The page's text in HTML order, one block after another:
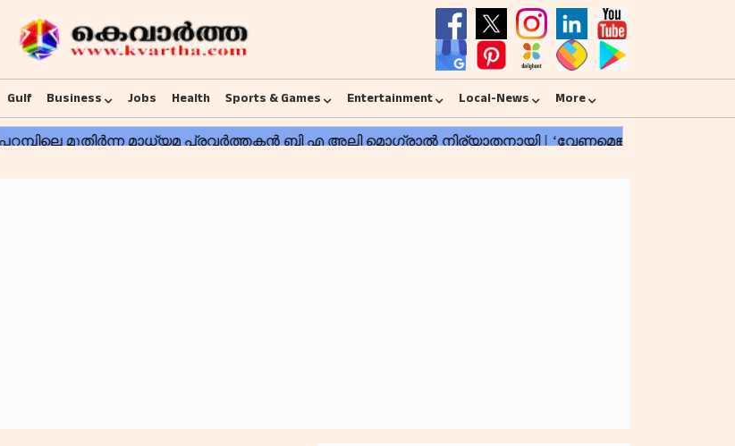
Gulf Business Jobs Health Sports & Games Entertainment Local-News More